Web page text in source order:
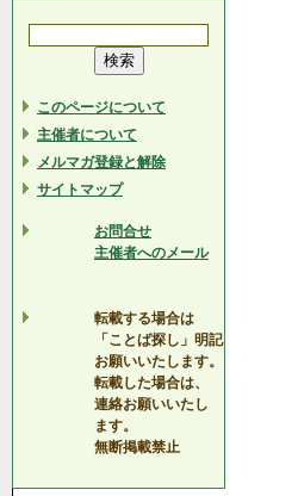
このページについて
主催者について
メルマガ登録と解除
サイトマップ
お問合せ
主催者へのメール
転載する場合は
「ことば探し」明記
お願いいたします。
転載した場合は、
連絡お願いいたし
ます。
無断掲載禁止